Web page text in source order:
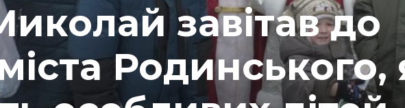
завітав до
Родинського,